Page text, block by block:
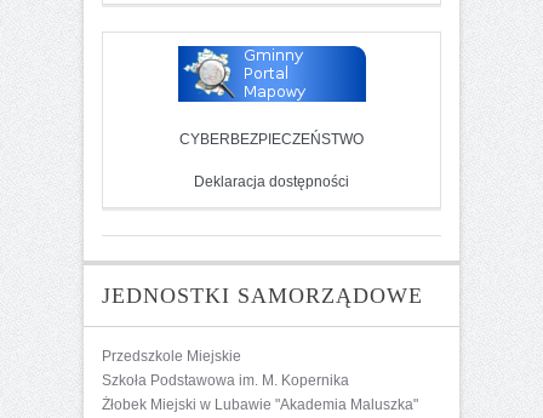
CYBERBEZPIECZEŃSTWO
Deklaracja dostępności
JEDNOSTKI SAMORZĄDOWE
Przedszkole Miejskie
Szkoła Podstawowa im. M. Kopernika
Żłobek Miejski w Lubawie "Akademia Maluszka"